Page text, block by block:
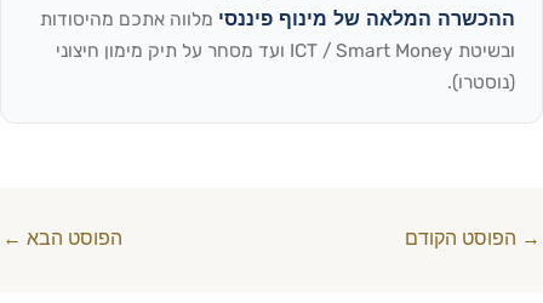
ההכשרה המלאה של מינוף פיננסי מלווה אתכם מהיסודות
ובשיטת ICT / Smart Money ועד מסחר על תיק מימון חיצוני
(נוסטרו).
→ הפוסט הקודם הפוסט הבא ←